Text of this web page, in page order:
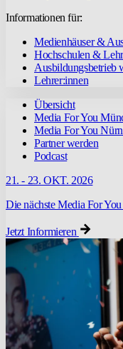
Informationen für:
Medienhäuser &
Hochschulen &
Ausbildungsbetrieb
Lehrer:innen
Übersicht
Media For You
Media For You
Partner werden
Podcast
21. - 23. OKT. 2026
Die nächste Media For
Jetzt Informieren